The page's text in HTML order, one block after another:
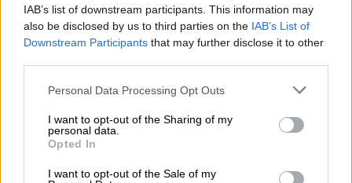
IAB’s list of downstream participants. This information may
also be disclosed by us to third parties on the IAB’s List of
Downstream Participants that may further disclose it to other
Please note that this website/app uses one or more Google
not limited to your visit or usage behaviour. You may click to
grant or deny consent to Google and its third-party tags to
use your data for below specified purposes in below Google
consent section.
Personal Data Processing Opt Outs
I want to opt-out of the Sharing of my
personal data.
Opted In
I want to opt-out of the Sale of my